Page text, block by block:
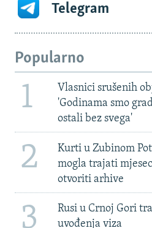
Telegram
Popularno
1
Vlasnici srušenih
'Godinama smo
ostali bez svega'
2
Kurti u Zubinom
mogla trajati
otvoriti arhive
3
Rusi u Crnoj Gori
uvođenja viza